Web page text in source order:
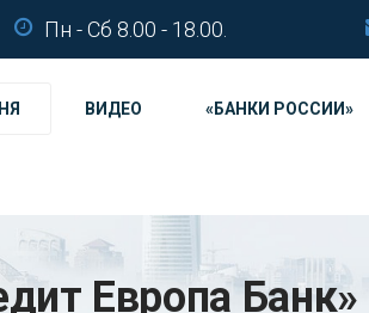
Пн - Сб 8.00 - 18.00.
ВИДЕО «БАНКИ РОССИИ»
Европа Банк»